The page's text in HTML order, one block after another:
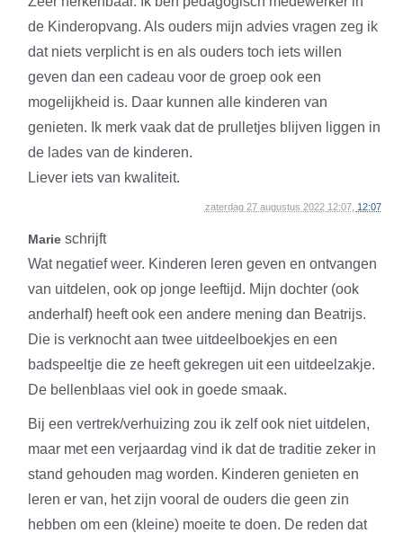
de Kinderopvang. Als ouders mijn advies vragen zeg ik
dat niets verplicht is en als ouders toch iets willen
geven dan een cadeau voor de groep ook een
mogelijkheid is. Daar kunnen alle kinderen van
genieten. Ik merk vaak dat de prulletjes blijven liggen in
de lades van de kinderen.
Liever iets van kwaliteit.
zaterdag 27 augustus 2022 12:07, 12:07
Marie schrijft
Wat negatief weer. Kinderen leren geven en ontvangen
van uitdelen, ook op jonge leeftijd. Mijn dochter (ook
anderhalf) heeft ook een andere mening dan Beatrijs.
Die is verknocht aan twee uitdeelboekjes en een
badspeeltje die ze heeft gekregen uit een uitdeelzakje.
De bellenblaas viel ook in goede smaak.
Bij een vertrek/verhuizing zou ik zelf ook niet uitdelen,
maar met een verjaardag vind ik dat de traditie zeker in
stand gehouden mag worden. Kinderen genieten en
leren er van, het zijn vooral de ouders die geen zin
hebben om een (kleine) moeite te doen. De reden dat